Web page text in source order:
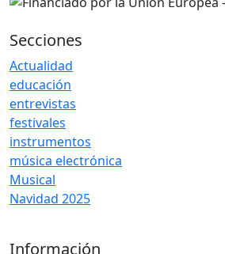
Secciones
Actualidad
educación
entrevistas
festivales
instrumentos
música electrónica
Musical
Navidad 2025
Información